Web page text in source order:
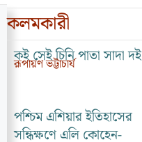
কলমকারী
কই সেই চিনি পাতা সাদা দই
রূপায়ণ ভট্টাচার্য
পশ্চিম এশিয়ার ইতিহাসের
সন্ধিক্ষণে এলি কোহেন-